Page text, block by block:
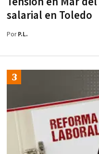
salarial en Toledo
PorP.L.